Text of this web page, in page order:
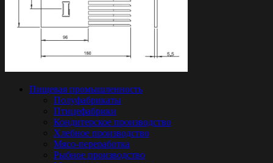
Пищевая промышленность
Полуфабрикаты
Птицефабрики
Кондитерское производство
Хлебное производство
Мясо-переработка
Рыбное производство